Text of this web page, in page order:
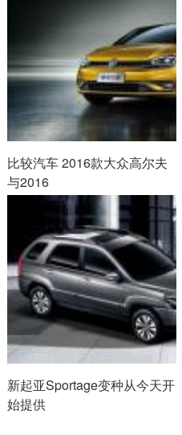
比较汽车 2016款大众高尔夫
与2016
新起亚Sportage变种从今天开
始提供